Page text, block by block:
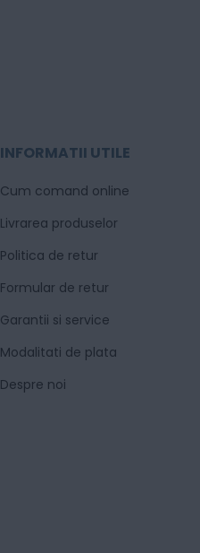
INFORMATII UTILE
Cum comand online
Livrarea produselor
Politica de retur
Formular de retur
Garantii si service
Modalitati de plata
Despre noi